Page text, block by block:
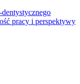
pracy i perspektywy